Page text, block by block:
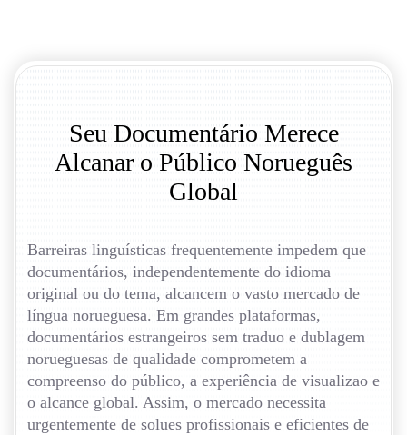
Seu Documentário Merece
Alcanar o Público Norueguês
Global
Barreiras linguísticas frequentemente impedem que
documentários, independentemente do idioma
original ou do tema, alcancem o vasto mercado de
língua norueguesa. Em grandes plataformas,
documentários estrangeiros sem traduo e dublagem
norueguesas de qualidade comprometem a
compreenso do público, a experiência de visualizao e
o alcance global. Assim, o mercado necessita
urgentemente de solues profissionais e eficientes de